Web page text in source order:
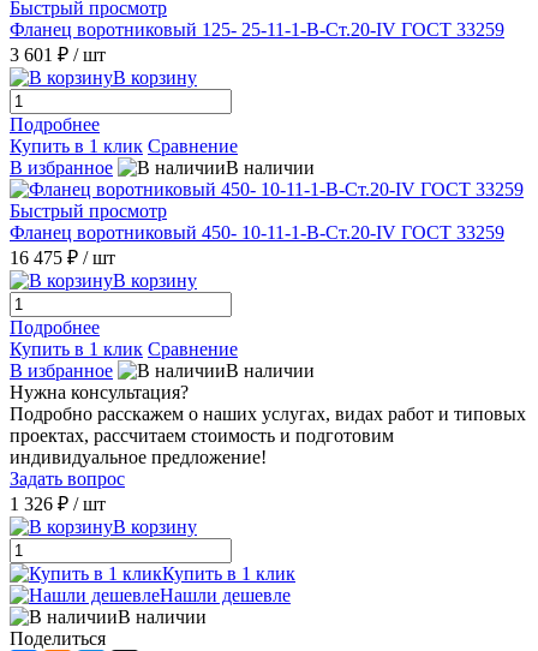
Быстрый просмотр
Фланец воротниковый 125- 25-11-1-B-Ст.20-IV ГОСТ 33259
3 601 ₽ / шт
В корзину
Подробнее
Купить в 1 клик Сравнение
В избранное
В наличии
Быстрый просмотр
Фланец воротниковый 450- 10-11-1-B-Ст.20-IV ГОСТ 33259
16 475 ₽ / шт
В корзину
Подробнее
Купить в 1 клик Сравнение
В избранное
В наличии
Нужна консультация?
Подробно расскажем о наших услугах, видах работ и типовых
проектах, рассчитаем стоимость и подготовим
индивидуальное предложение!
Задать вопрос
1 326 ₽ / шт
В корзину
Купить в 1 клик
Нашли дешевле
В наличии
Поделиться